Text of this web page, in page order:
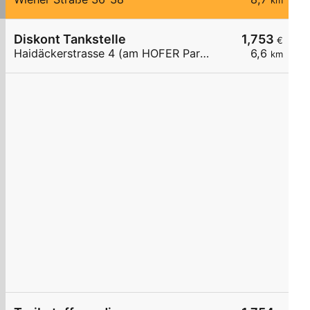
1,753 €
6,6 km
Diskont Tankstelle
Haidäckerstrasse 4 (am HOFER Parkplatz)